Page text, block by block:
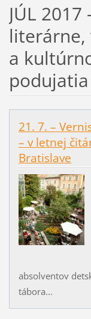
JÚL 2017
literárne,
a
podujatia
21. 7. –
– v letnej
Bratislave
absolventov
tábora...